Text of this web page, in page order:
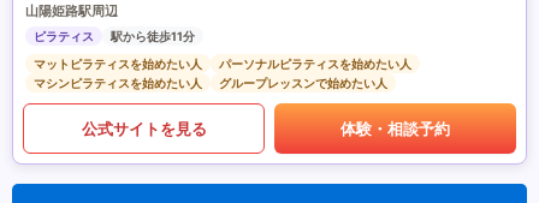
山陽姫路駅周辺
ピラティス
駅から徒歩11分
マットピラティスを始めたい人
パーソナルピラティスを始めたい人
マシンピラティスを始めたい人
グループレッスンで始めたい人
公式サイトを見る 体験・相談予約